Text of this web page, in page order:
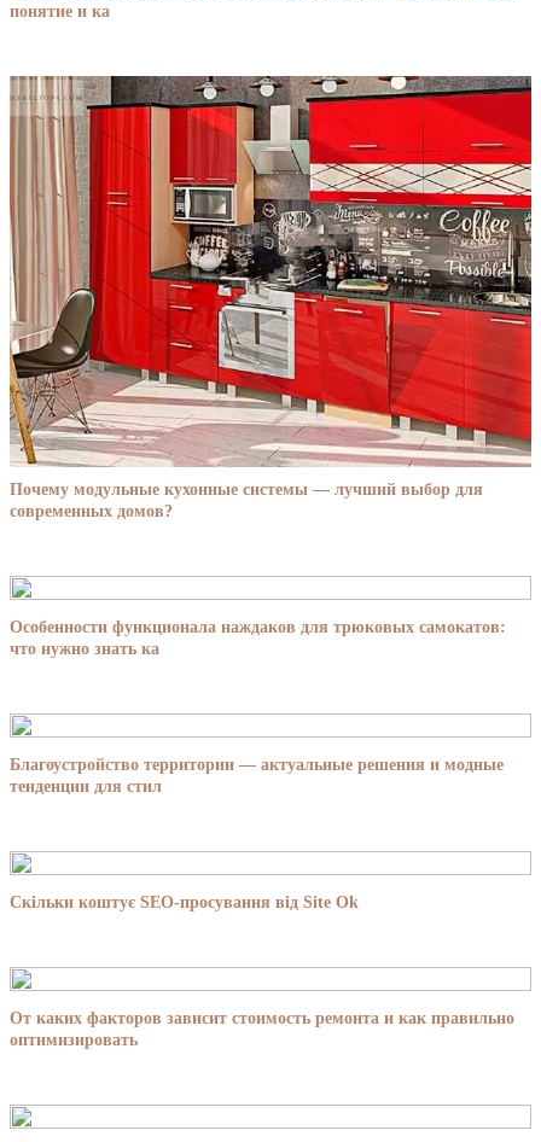
понятие и ка
Почему модульные кухонные системы — лучший выбор для
современных домов?
Особенности функционала наждаков для трюковых самокатов:
что нужно знать ка
Благоустройство территории — актуальные решения и модные
тенденции для стил
Скільки коштує SEO-просування від Site Ok
От каких факторов зависит стоимость ремонта и как правильно
оптимизировать